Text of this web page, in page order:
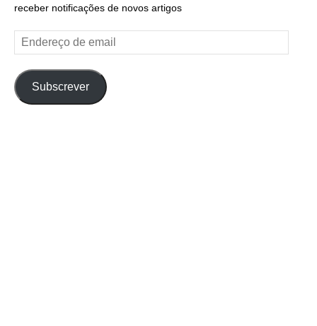
receber notificações de novos artigos
Endereço
de
Subscrever